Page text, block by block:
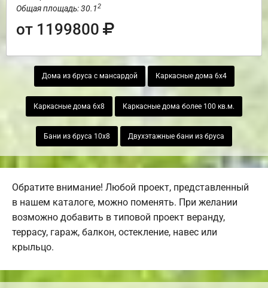
Общая площадь: 30.12
от 1199800
Дома из бруса с мансардой Каркасные дома 6х4
Каркасные дома 6х8 Каркасные дома более 100 кв.м.
Бани из бруса 10х8 Двухэтажные бани из бруса
Обратите внимание! Любой проект, представленный
в нашем каталоге, можно поменять. При желании
возможно добавить в типовой проект веранду,
террасу, гараж, балкон, остекление, навес или
крыльцо.